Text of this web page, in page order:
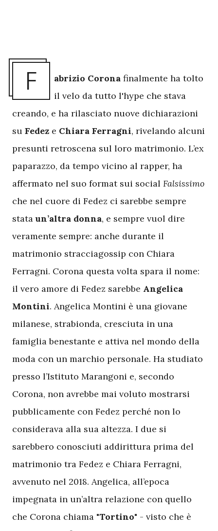
F abrizio Corona finalmente ha tolto
il velo da tutto l'hype che stava
creando, e ha rilasciato nuove dichiarazioni
su Fedez e Chiara Ferragni, rivelando alcuni
presunti retroscena sul loro matrimonio. L’ex
paparazzo, da tempo vicino al rapper, ha
affermato nel suo format sui social Falsissimo
che nel cuore di Fedez ci sarebbe sempre
stataun’altra donna, e sempre vuol dire
veramente sempre: anche durante il
matrimonio stracciagossip con Chiara
Ferragni. Corona questa volta spara il nome:
il vero amore di Fedez sarebbe Angelica
Montini. Angelica Montini è una giovane
milanese, strabionda, cresciuta in una
famiglia benestante e attiva nel mondo della
moda con un marchio personale. Ha studiato
presso l’Istituto Marangoni e, secondo
Corona, non avrebbe mai voluto mostrarsi
pubblicamente con Fedez perché non lo
considerava alla sua altezza. I due si
sarebbero conosciuti addirittura prima del
matrimonio tra Fedez e Chiara Ferragni,
avvenuto nel 2018. Angelica, all’epoca
impegnata in un’altra relazione con quello
che Corona chiama "Tortino" - visto che è